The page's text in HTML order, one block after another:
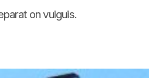
on vulguis.